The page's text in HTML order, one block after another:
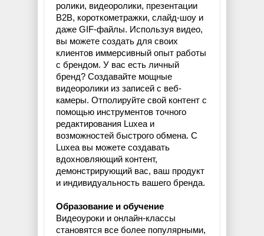
ролики, видеоролики, презентации
B2B, короткометражки, слайд-шоу и
даже GIF-файлы. Используя видео,
вы можете создать для своих
клиентов иммерсивный опыт работы
с брендом. У вас есть личный
бренд? Создавайте мощные
видеоролики из записей с веб-
камеры. Отполируйте свой контент с
помощью инструментов точного
редактирования Luxea и
возможностей быстрого обмена. С
Luxea вы можете создавать
вдохновляющий контент,
демонстрирующий вас, ваш продукт
и индивидуальность вашего бренда.
Образование и обучение
Видеоуроки и онлайн-классы
становятся все более популярными,